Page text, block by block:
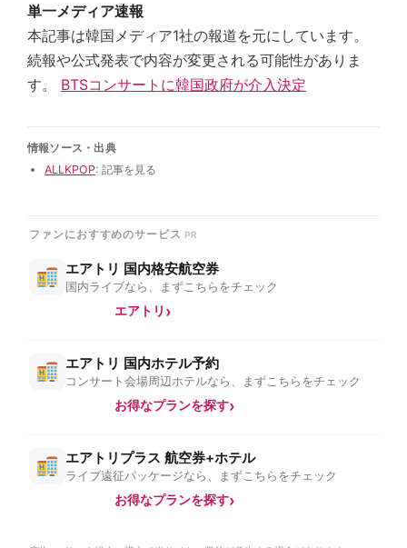
単一メディア速報
本記事は韓国メディア1社の報道を元にしています。
続報や公式発表で内容が変更される可能性がありま
す。 BTSコンサートに韓国政府が介入決定
情報ソース・出典
ALLKPOP: 記事を見る
ファンにおすすめのサービス
エアトリ 国内格安航空券
国内ライブなら、まずこちらをチェック
エアトリ
エアトリ 国内ホテル予約
コンサート会場周辺ホテルなら、まずこちらをチェック
お得なプランを探す
エアトリプラス 航空券+ホテル
ライブ遠征パッケージなら、まずこちらをチェック
お得なプランを探す